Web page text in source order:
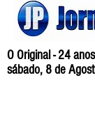
O Original - 24
sábado, 8 de